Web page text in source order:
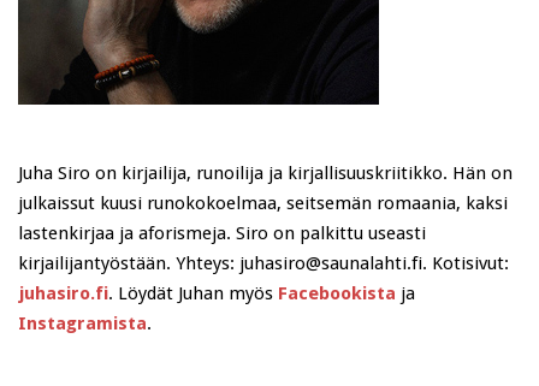
Juha Siro on kirjailija, runoilija ja kirjallisuuskriitikko. Hän on
julkaissut kuusi runokokoelmaa, seitsemän romaania, kaksi
lastenkirjaa ja aforismeja. Siro on palkittu useasti
kirjailijantyöstään. Yhteys: juhasiro@saunalahti.fi. Kotisivut:
juhasiro.fi. Löydät Juhan myös Facebookista ja
Instagramista.